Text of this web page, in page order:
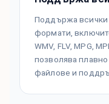
Поддържа всички
формати,
WMV, FLV, MPG,
позволява плавно
файлове и